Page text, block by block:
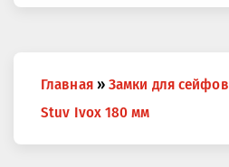
здесь
Главная » Замки для сейфов
Stuv Ivox 180 мм